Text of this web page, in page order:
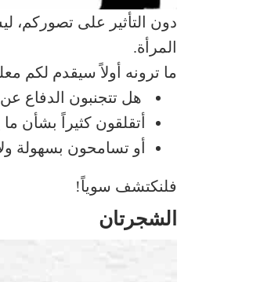
دون التأثير على تصوركم،
المرأة.
ما ترونه أولاً سيقدم لكم
هل تتجنبون الدفاع
أتقلقون كثيراً بشأن
أو تسامحون بسهولة
فلنكتشف سوياً!
الشجرتان